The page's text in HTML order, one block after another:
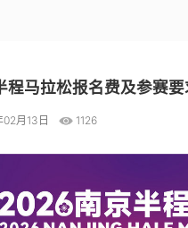
程马拉松报名费及参赛要
月13日 1126